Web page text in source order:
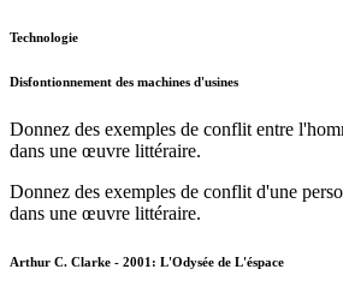
Technologie
Disfontionnement des machines d'usines
Donnez des exemples de conflit entre
dans une œuvre littéraire.
Donnez des exemples de conflit d'une
dans une œuvre littéraire.
Arthur C. Clarke - 2001: L'Odysée de L'éspace